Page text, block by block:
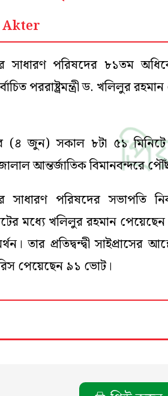
Akter
সাধারণ পরিষদের ৮১তম
পররাষ্ট্রমন্ত্রী ড. খলিলুর
(৪ জুন) সকাল ৮টা ৫১ মিনিটে
আন্তর্জাতিক বিমানবন্দরে
সাধারণ পরিষদের সভাপতি
মধ্যে খলিলুর রহমান
তার প্রতিদ্বন্দ্বী সাইপ্রাসের
পেয়েছেন ৯১ ভোট।